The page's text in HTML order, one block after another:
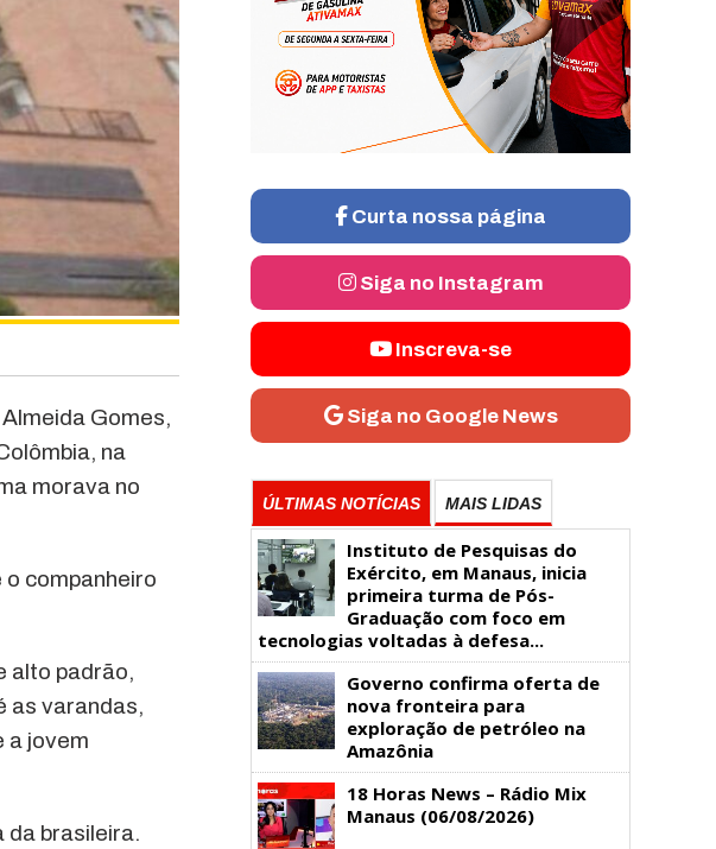
Gomes,
na
morava no
companheiro
alto padrão,
as varandas,
a jovem
da brasileira.
Curta nossa página
Siga no Instagram
Inscreva-se
Siga no Google News
ÚLTIMAS NOTÍCIAS MAIS LIDAS
Instituto de Pesquisas do
Exército, em Manaus, inicia
primeira turma de Pós-
Graduação com foco em
tecnologias voltadas à defesa...
Governo confirma oferta de
nova fronteira para
exploração de petróleo na
Amazônia
18 Horas News​​​​​​​​​​​​ – Rádio Mix
Manaus (06/08/2026)